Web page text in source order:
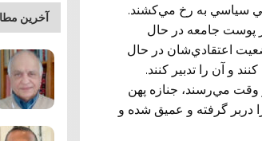
سياسي به رخ مي‌كشند.
پوست جامعه در حال
اعتقادي‌شان در حال
و آن را تدبير كنند.
وقت مي‌رسند، جنازه پهن
دربر گرفته و عميق شده و
آخرین